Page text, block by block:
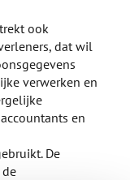
ook
dat wil
verwerken en
en
De